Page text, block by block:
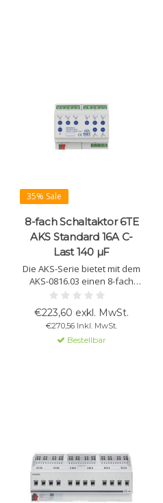
35% Sale
8-fach Schaltaktor 6TE
AKS Standard 16A C-
Last 140 µF
Die AKS-Serie bietet mit dem
AKS-0816.03 einen 8-fach
Schaltaktor für 16A Schaltung
mit 140 µF C-Last. Erhältlich
bis 24 Kanäle.
Platzsparendes Design mit
umfangreichen Funktionen,
€223,60 exkl. MwSt.
€270,56 Inkl. MwSt.
Bestellbar